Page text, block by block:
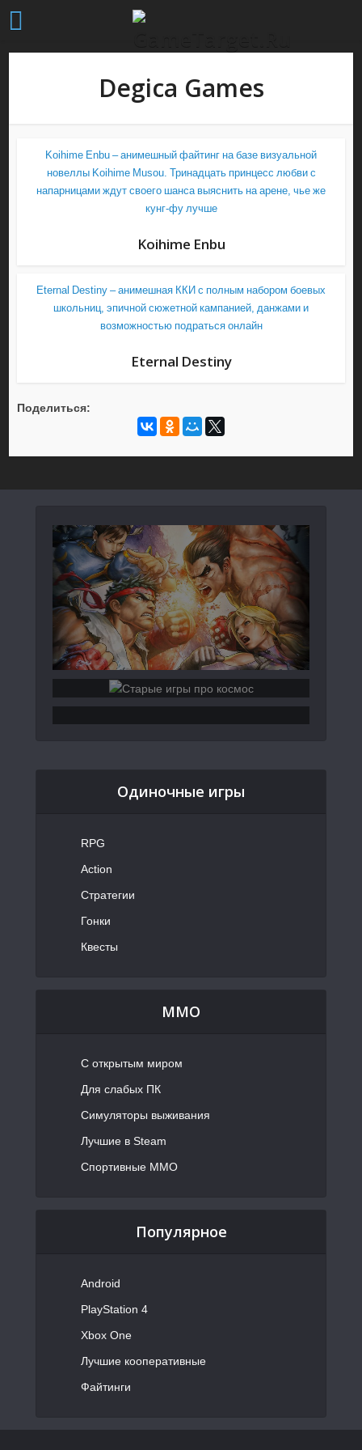
Degica Games
Koihime Enbu – анимешный файтинг на базе визуальной
новеллы Koihime Musou. Тринадцать принцесс любви с
напарницами ждут своего шанса выяснить на арене, чье же
кунг-фу лучше
Koihime Enbu
Eternal Destiny – анимешная ККИ с полным набором боевых
школьниц, эпичной сюжетной кампанией, данжами и
возможностью подраться онлайн
Eternal Destiny
Поделиться:
Одиночные игры
RPG
Action
Стратегии
Гонки
Квесты
MMO
С открытым миром
Для слабых ПК
Симуляторы выживания
Лучшие в Steam
Спортивные MMO
Популярное
Android
PlayStation 4
Xbox One
Лучшие кооперативные
Файтинги